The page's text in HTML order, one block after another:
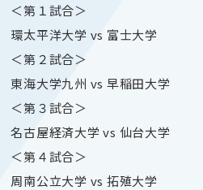
＜第１試合＞
環太平洋大学 vs 富士大学
＜第２試合＞
東海大学九州 vs 早稲田大学
＜第３試合＞
名古屋経済大学 vs 仙台大学
＜第４試合＞
周南公立大学 vs 拓殖大学